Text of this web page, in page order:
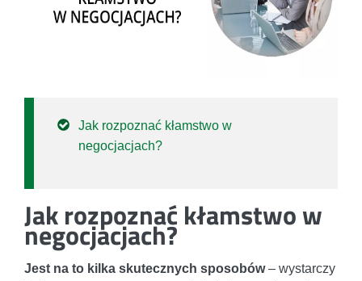
Jak rozpoznać kłamstwo w
negocjacjach?
Jak rozpoznać kłamstwo w
negocjacjach?
Jest na to kilka skutecznych sposobów– wystarczy